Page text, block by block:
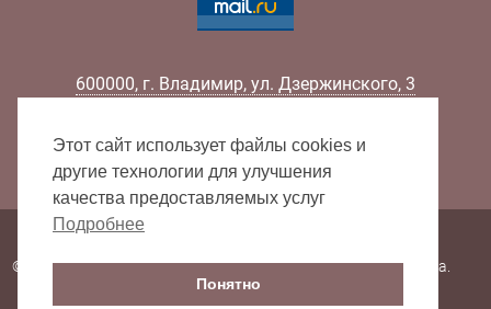
600000, г. Владимир, ул. Дзержинского, 3
Факс:
+7 (4922) 32-52-88
E-mail:
info@lib33.ru
© 2000 - 2026 Владимирская областная научная библиотека.
Этот сайт использует файлы cookies и
другие технологии для улучшения
качества предоставляемых услуг
Подробнее
Понятно